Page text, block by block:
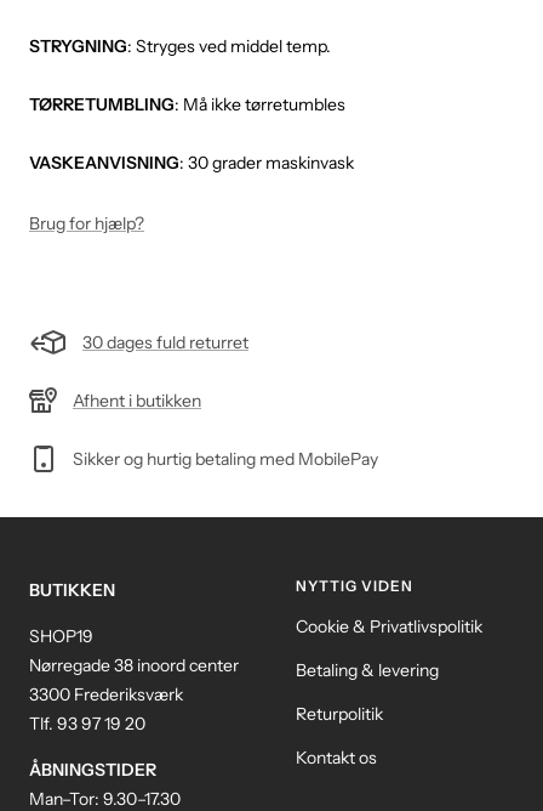
STRYGNING: Stryges ved middel temp.
TØRRETUMBLING: Må ikke tørretumbles
VASKEANVISNING: 30 grader maskinvask
Brug for hjælp?
30 dages fuld returret
Afhent i butikken
Sikker og hurtig betaling med MobilePay
BUTIKKEN
SHOP19
Nørregade 38 inoord center
3300 Frederiksværk
Tlf. 93 97 19 20
ÅBNINGSTIDER
Man–Tor: 9.30–17.30
NYTTIG VIDEN
Cookie & Privatlivspolitik
Betaling & levering
Returpolitik
Kontakt os